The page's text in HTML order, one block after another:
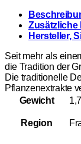
Zusätzliche
Hersteller,
Seit mehr als
die Tradition der
Die traditionelle
Pflanzenextrakte
Gewicht
Region